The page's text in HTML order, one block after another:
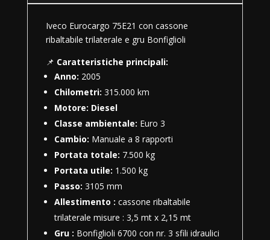
Iveco Eurocargo 75E21 con cassone
ribaltabile trilaterale e gru Bonfiglioli
📌 Caratteristiche principali:
Anno: 2005
Chilometri: 315.000 km
Motore: Diesel
Classe ambientale: Euro 3
Cambio: Manuale a 8 rapporti
Portata totale: 7.500 kg
Portata utile: 1.500 kg
Passo: 3105 mm
Allestimento : cassone ribaltabile
trilaterale misure : 3,5 mt x 2,15 mt
Gru : Bonfiglioli 6700 con nr. 3 sfili idraulici